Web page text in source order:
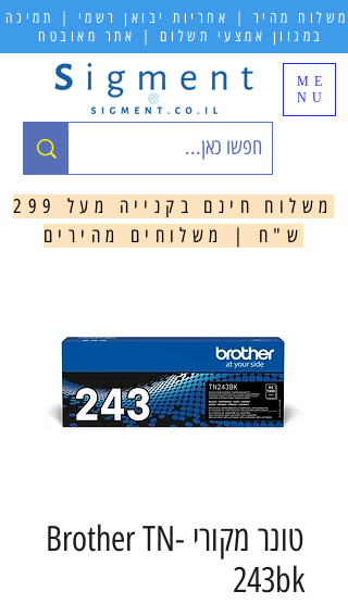
ME
NU
משלוח מהיר | אחריות יבואן רשמי | תמיכה
במגוון אמצעי תשלום | אתר מאובטח
משלוח חינם בקנייה מעל 299
ש"ח | משלוחים מהירים
טונר מקורי Brother TN-
243bk